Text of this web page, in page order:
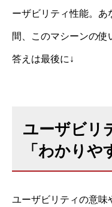
ーザビリティ性能。あ
間、このマシーンの使
答えは最後に↓
ユーザビリ
「わかり
ユーザビリティの意味